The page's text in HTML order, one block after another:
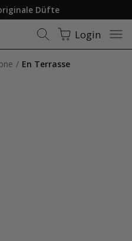
Düfte
Login
En Terrasse